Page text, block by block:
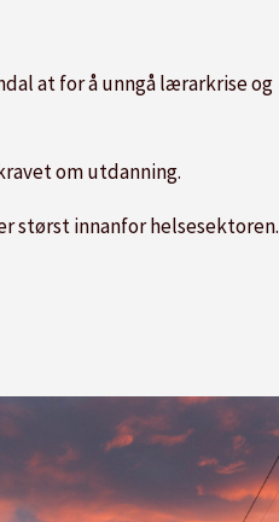
at for å unngå lærarkrise og
om utdanning.
størst innanfor helsesektoren.